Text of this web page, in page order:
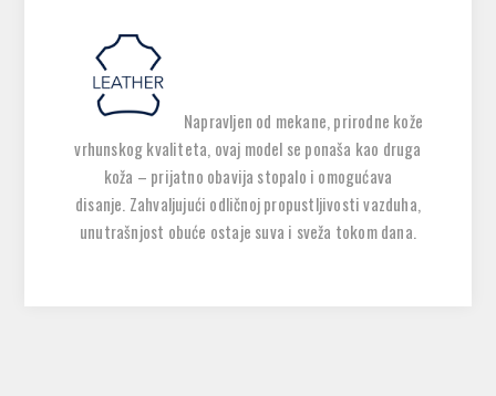
Napravljen od mekane, prirodne kože
vrhunskog kvaliteta, ovaj model se ponaša kao druga
koža – prijatno obavija stopalo i omogućava
disanje. Zahvaljujući odličnojpropustljivosti vazduha,
unutrašnjost obuće ostaje suva i sveža tokom dana.